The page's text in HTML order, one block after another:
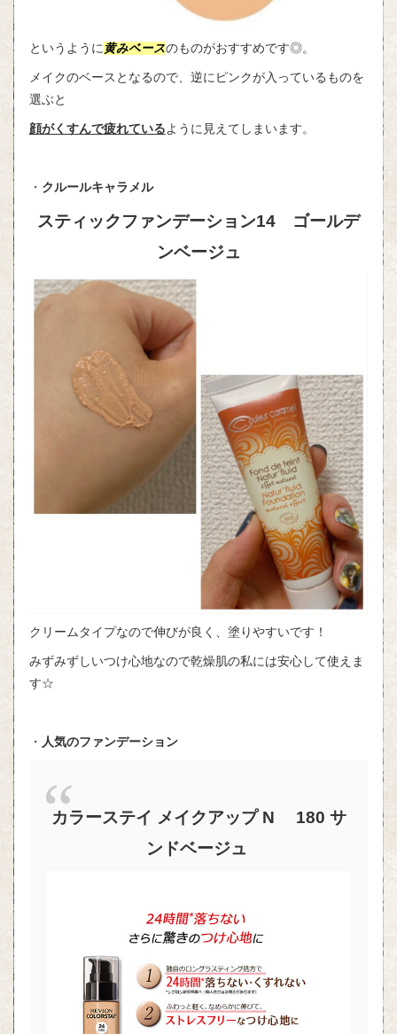
というように 黄みベースのものがおすすめです◎。
メイクのベースとなるので、逆にピンクが入っているものを
選ぶと
顔がくすんで疲れている ように見えてしまいます。
・ クルールキャラメル
スティックファンデーション14 ゴールデ
ンベージュ
クリームタイプなので伸びが良く、塗りやすいです！
みずみずしいつけ心地なので乾燥肌の私には安心して使えま
す☆
・ 人気のファンデーション
カラーステイ メイクアップ N 180 サ
ンドベージュ